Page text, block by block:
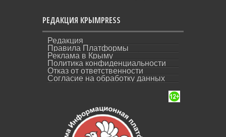
РЕДАКЦИЯ КРЫМPRESS
Редакция
Правила Платформы
Реклама в Крыму
Политика конфиденциальности
Отказ от ответственности
Согласие на обработку данных